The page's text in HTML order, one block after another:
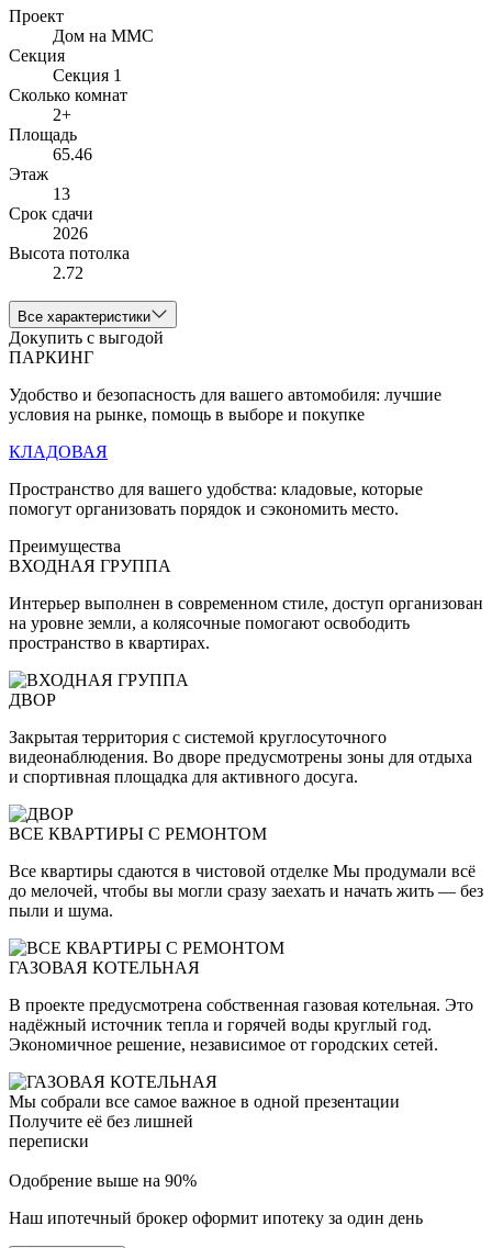
Проект
Дом на ММС
Секция
Секция 1
Сколько комнат
2+
Площадь
65.46
Этаж
13
Срок сдачи
2026
Высота потолка
2.72
Все характеристики
Докупить с выгодой
ПАРКИНГ
Удобство и безопасность для вашего автомобиля: лучшие
условия на рынке, помощь в выборе и покупке
КЛАДОВАЯ
Пространство для вашего удобства: кладовые, которые
помогут организовать порядок и сэкономить место.
Преимущества
ВХОДНАЯ ГРУППА
Интерьер выполнен в современном стиле, доступ организован
на уровне земли, а колясочные помогают освободить
пространство в квартирах.
ДВОР
Закрытая территория с системой круглосуточного
видеонаблюдения. Во дворе предусмотрены зоны для отдыха
и спортивная площадка для активного досуга.
ВСЕ КВАРТИРЫ С РЕМОНТОМ
Все квартиры сдаются в чистовой отделке Мы продумали всё
до мелочей, чтобы вы могли сразу заехать и начать жить — без
пыли и шума.
ГАЗОВАЯ КОТЕЛЬНАЯ
В проекте предусмотрена собственная газовая котельная. Это
надёжный источник тепла и горячей воды круглый год.
Экономичное решение, независимое от городских сетей.
Мы собрали все самое важное в одной презентации
Получите её без лишней
переписки
Одобрение выше на 90%
Наш ипотечный брокер оформит ипотеку за один день